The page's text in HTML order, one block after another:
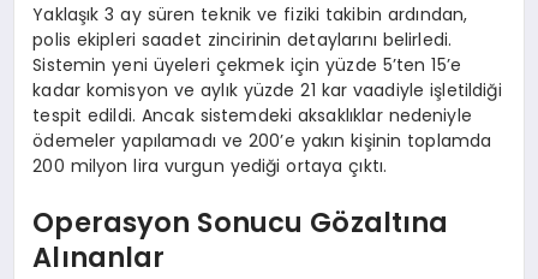
Yaklaşık 3 ay süren teknik ve fiziki takibin ardından,
polis ekipleri saadet zincirinin detaylarını belirledi.
Sistemin yeni üyeleri çekmek için yüzde 5’ten 15’e
kadar komisyon ve aylık yüzde 21 kar vaadiyle işletildiği
tespit edildi. Ancak sistemdeki aksaklıklar nedeniyle
ödemeler yapılamadı ve 200’e yakın kişinin toplamda
200 milyon lira vurgun yediği ortaya çıktı.
Operasyon Sonucu Gözaltına
Alınanlar